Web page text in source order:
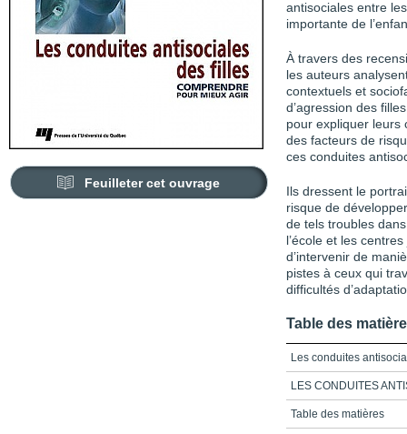
Feuilleter cet ouvrage
antisociales entre
importante de
À travers des
les auteurs
contextuels et
d’agression des
pour expliquer leurs
des facteurs de
ces conduites
Ils dressent le
risque de
de tels troubles
l’école et les
d’intervenir de
pistes à ceux qui
difficultés
Table des
Les conduites
LES CONDUITES
Table des matières